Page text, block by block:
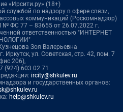
«Ирсити.ру» (18+)
службой по надзору в сфере связи,
коммуникаций (Роскомнадзор)
№ ФС 77 – 83655 от 26.07.2022 г.
ответственностью "ИНТЕРНЕТ
Зоя Валерьевна
Иркутск, ул. Советская, стр. 42, пом. 7
206),
(924) 603 02 71
ircity@shkulev.ru
и государственных органов:
help@shkulev.ru